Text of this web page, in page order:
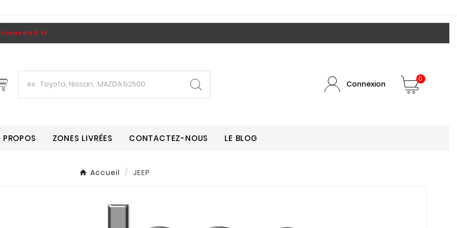
Connexion
0
PROPOS ZONES LIVRÉES CONTACTEZ-NOUS LE BLOG
Accueil JEEP